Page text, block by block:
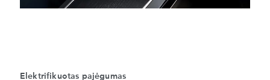
Elektrifikuotas pajėgumas